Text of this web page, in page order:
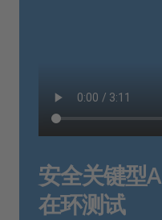
安全关键型
在环测试